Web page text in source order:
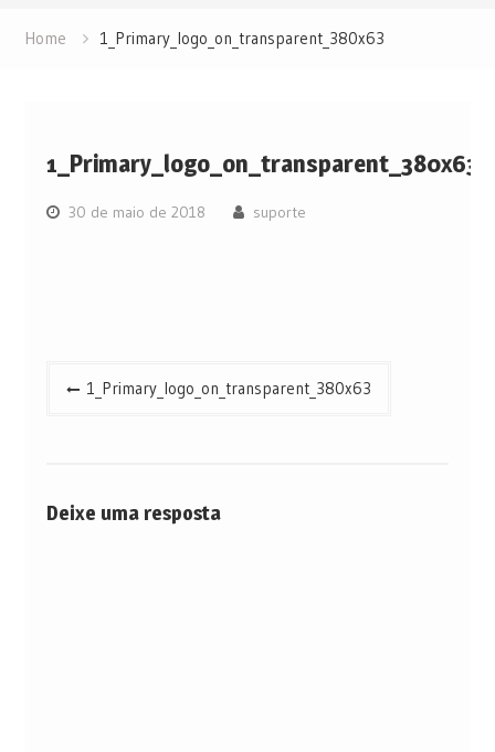
Home 1_Primary_logo_on_transparent_380x63
1_Primary_logo_on_transparent_380x63
30 de maio de 2018 suporte
Navegação
1_Primary_logo_on_transparent_380x63
Deixe uma resposta